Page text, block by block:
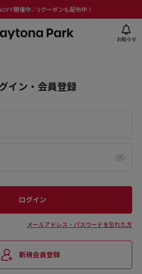
開催中／5クーポンも配布中！
お知らせ
イン・会員登録
メールアドレス・パスワードを忘れた方
新規会員登録